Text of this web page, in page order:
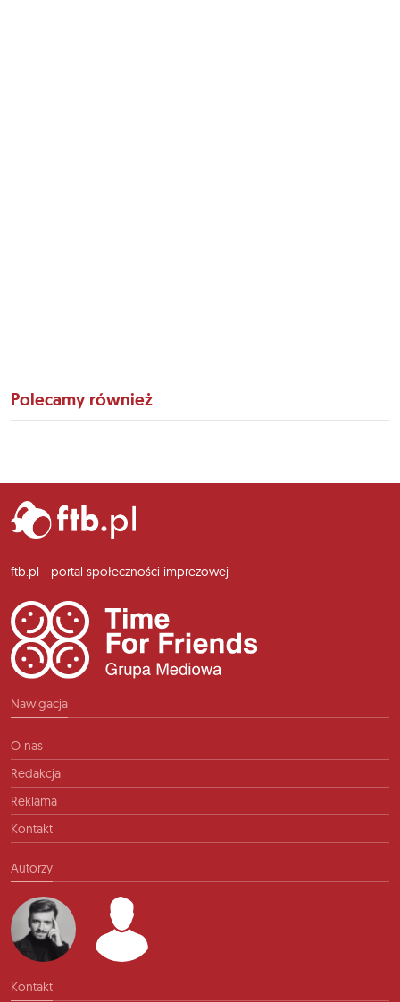
Polecamy również
ftb.pl - portal społeczności imprezowej
Nawigacja
O nas
Redakcja
Reklama
Kontakt
Autorzy
Kontakt